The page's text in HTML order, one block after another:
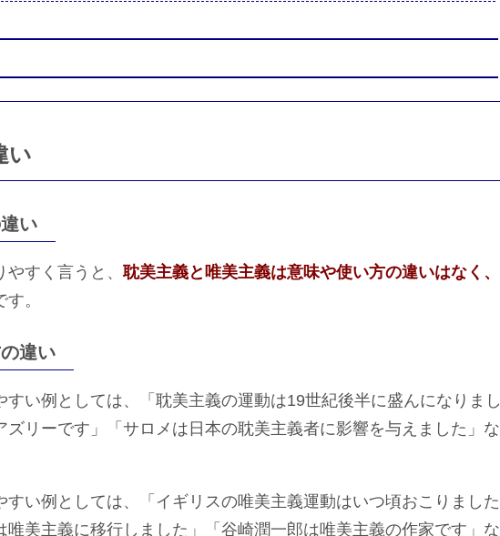
い
い
すく言うと、 耽美主義と唯美主義は意味や使い方の違いはなく、
す。
違い
い例としては、「耽美主義の運動は19世紀後半に盛んになりまし
リーです」「サロメは日本の耽美主義者に影響を与えました」な
い例としては、「イギリスの唯美主義運動はいつ頃おこりました
美主義に移行しました」「谷崎潤一郎は唯美主義の作家です」な